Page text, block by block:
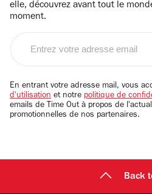
elle, découvrez avant tout le
moment.
email
En entrant votre adresse mail, vous
d'utilisation et notre politique de
emails de Time Out à propos de
promotionnelles de nos partenaires.
Back